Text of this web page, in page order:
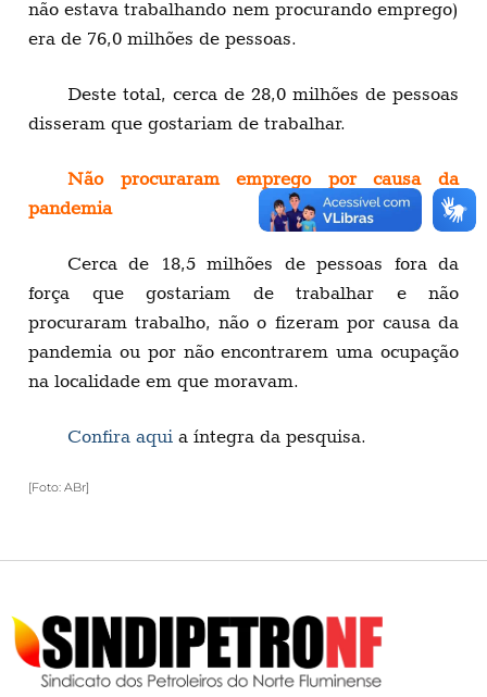
não estava trabalhando nem procurando emprego)
era de 76,0 milhões de pessoas.
Deste total, cerca de 28,0 milhões de pessoas
disseram que gostariam de trabalhar.
Não procuraram emprego por causa da
pandemia
Cerca de 18,5 milhões de pessoas fora da
força que gostariam de trabalhar e não
procuraram trabalho, não o fizeram por causa da
pandemia ou por não encontrarem uma ocupação
na localidade em que moravam.
Confira aqui a íntegra da pesquisa.
[Foto: ABr]